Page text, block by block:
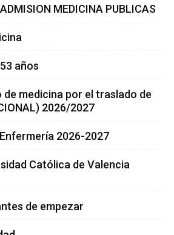
MEDICINA PUBLICAS
años
medicina por el traslado de
2026/2027
2026-2027
Católica de Valencia
de empezar